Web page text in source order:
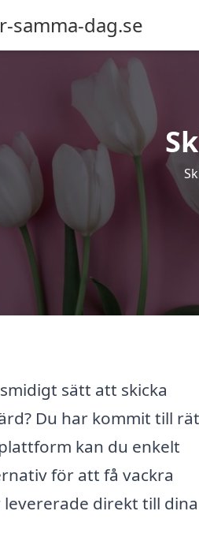
samma-dag.se
sätt att skicka
Du har kommit till
kan du enkelt
för att få vackra
direkt till dina